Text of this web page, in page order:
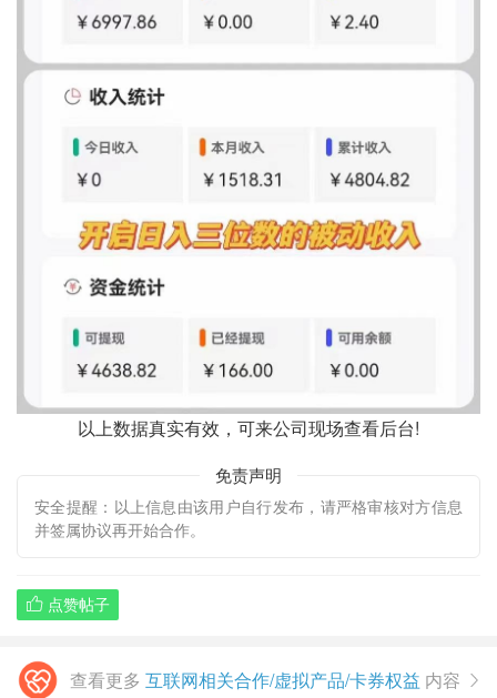
以上数据真实有效，可来公司现场查看后台!
免责声明
安全提醒：以上信息由该用户自行发布，请严格审核对方信息
并签属协议再开始合作。
 点赞帖子
查看更多 互联网相关合作/虚拟产品/卡券权益 内容 